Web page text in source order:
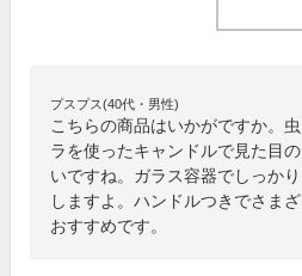
プスプス(40代・男性)
こちらの商品はいかがですか。
ラを使ったキャンドルで見た目
いですね。ガラス容器でしっか
しますよ。ハンドルつきでさま
おすすめです。